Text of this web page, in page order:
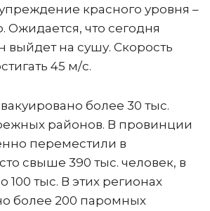
красного уровня –
Ожидается, что сегодня
выйдет на сушу. Скорость
45 м/с.
более 30 тыс.
районов. В провинции
переместили в
свыше 390 тыс. человек, в
100 тыс. В этих регионах
более 200 паромных